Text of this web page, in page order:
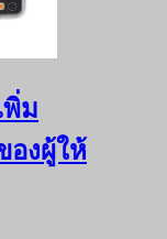
พิ่ม
องผู้ให้